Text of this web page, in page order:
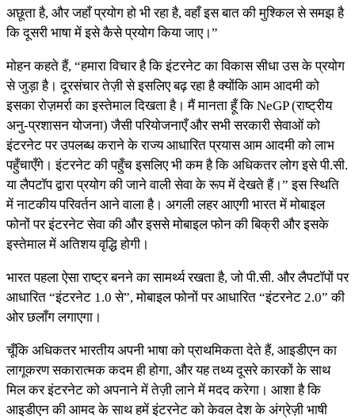
अछूता है, और जहाँ प्रयोग हो भी रहा है, वहाँ इस बात की मुश्किल से समझ है
कि दूसरी भाषा में इसे कैसे प्रयोग किया जाए।”
मोहन कहते हैं, “हमारा विचार है कि इंटरनेट का विकास सीधा उस के प्रयोग
से जुड़ा है। दूरसंचार तेज़ी से इसलिए बढ़ रहा है क्योंकि आम आदमी को
इसका रोज़मर्रा का इस्तेमाल दिखता है। मैं मानता हूँ कि NeGP (राष्ट्रीय
अनु-प्रशासन योजना) जैसी परियोजनाएँ और सभी सरकारी सेवाओं को
इंटरनेट पर उपलब्ध कराने के राज्य आधारित प्रयास आम आदमी को लाभ
पहुँचाएँगे। इंटरनेट की पहुँच इसलिए भी कम है कि अधिकतर लोग इसे पी.सी.
या लैपटॉप द्वारा प्रयोग की जाने वाली सेवा के रूप में देखते हैं।” इस स्थिति
में नाटकीय परिवर्तन आने वाला है। अगली लहर आएगी भारत में मोबाइल
फोनों पर इंटरनेट सेवा की और इससे मोबाइल फोन की बिक्री और इसके
इस्तेमाल में अतिशय वृद्धि होगी।
भारत पहला ऐसा राष्ट्र बनने का सामर्थ्य रखता है, जो पी.सी. और लैपटॉपों पर
आधारित “इंटरनेट 1.0 से”, मोबाइल फोनों पर आधारित “इंटरनेट 2.0” की
ओर छलाँग लगाएगा।
चूँकि अधिकतर भारतीय अपनी भाषा को प्राथमिकता देते हैं, आइडीएन का
लागूकरण सकारात्मक कदम ही होगा, और यह तथ्य दूसरे कारकों के साथ
मिल कर इंटरनेट को अपनाने में तेज़ी लाने में मदद करेगा। आशा है कि
आइडीएन की आमद के साथ हमें इंटरनेट को केवल देश के अंग्रेज़ी भाषी